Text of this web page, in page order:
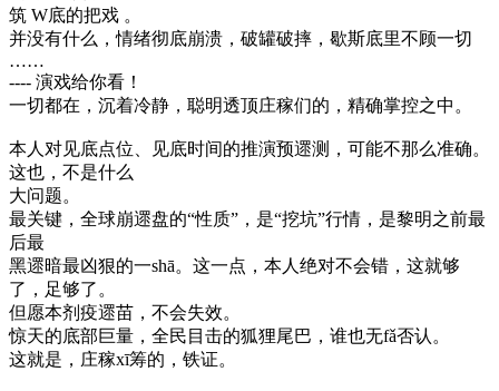
筑 W底的把戏 。
并没有什么，情绪彻底崩溃，破罐破摔，歇斯底里不顾一切
……
---- 演戏给你看！
一切都在，沉着冷静，聪明透顶庄稼们的，精确掌控之中。
本人对见底点位、见底时间的推演预遝测，可能不那么准确。
这也，不是什么
大问题。
最关键，全球崩遝盘的“性质”，是“挖坑”行情，是黎明之前最
后最
黑遝暗最凶狠的一shā。这一点，本人绝对不会错，这就够
了，足够了。
但愿本剂疫遝苗，不会失效。
惊天的底部巨量，全民目击的狐狸尾巴，谁也无fǎ否认。
这就是，庄稼xī筹的，铁证。